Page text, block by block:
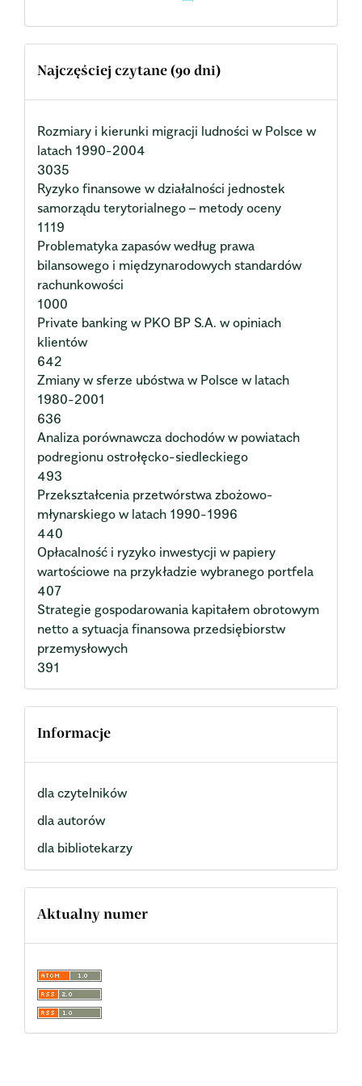
Najczęściej czytane (90 dni)
Rozmiary i kierunki migracji ludności w Polsce w
latach 1990-2004
3035
Ryzyko finansowe w działalności jednostek
samorządu terytorialnego – metody oceny
1119
Problematyka zapasów według prawa
bilansowego i międzynarodowych standardów
rachunkowości
1000
Private banking w PKO BP S.A. w opiniach
klientów
642
Zmiany w sferze ubóstwa w Polsce w latach
1980-2001
636
Analiza porównawcza dochodów w powiatach
podregionu ostrołęcko-siedleckiego
493
Przekształcenia przetwórstwa zbożowo-
młynarskiego w latach 1990-1996
440
Opłacalność i ryzyko inwestycji w papiery
wartościowe na przykładzie wybranego portfela
407
Strategie gospodarowania kapitałem obrotowym
netto a sytuacja finansowa przedsiębiorstw
przemysłowych
391
Informacje
dla czytelników
dla autorów
dla bibliotekarzy
Aktualny numer